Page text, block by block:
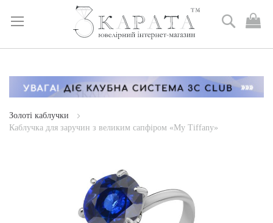
Skip
Content
Пошук
Золоті каблучки
Каблучка для заручин з великим сапфіром «My Tiffany»